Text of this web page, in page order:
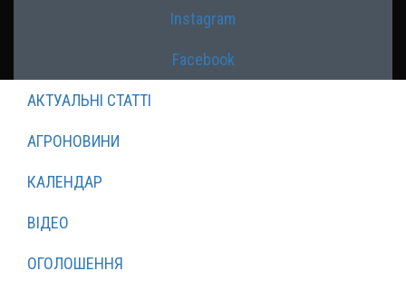
Instagram
Facebook
АКТУАЛЬНІ СТАТТІ
АГРОНОВИНИ
КАЛЕНДАР
ВІДЕО
ОГОЛОШЕННЯ